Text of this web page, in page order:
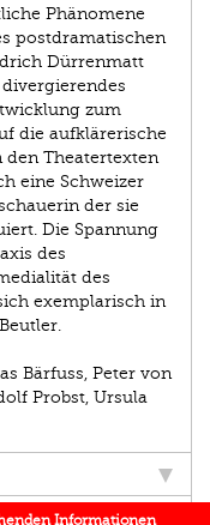
Phänomene
postdramatischen
Dürrenmatt
zum
die aufklärerische
Theatertexten
eine Schweizer
der sie
Die Spannung
des
des
exemplarisch in
Bärfuss, Peter von
Probst, Ursula
Informationen